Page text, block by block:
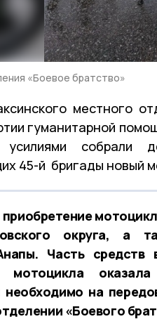
«Боевое братство»
местного
гуманитарной
усилиями собрали
45-й бригады новый
округа, а
Часть
мотоцикла
необходимо на
«Боевого